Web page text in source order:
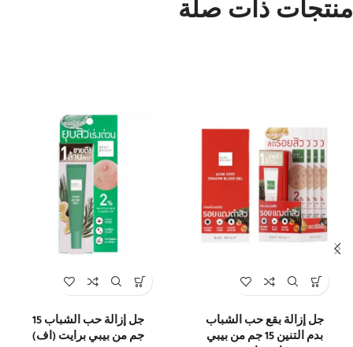
منتجات ذات صلة
جل إزالة بقع حب الشباب
بدم التنين 15 جم من بيبي
جل إزالة حب الشباب 15
جم من بيبي برايت (اف)